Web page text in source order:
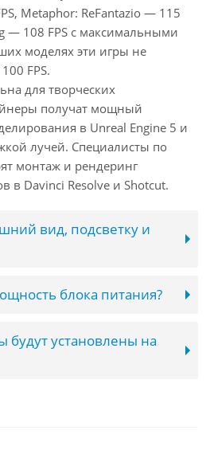
Metaphor: ReFantazio — 115
— 108 FPS с максимальными
моделях эти игры не
FPS.
для творческих
получат мощный
в Unreal Engine 5 и
лучей. Специалисты по
монтаж и рендеринг
в Davinci Resolve и Shotcut.
вид, подсветку и
блока питания?
будут установлены на